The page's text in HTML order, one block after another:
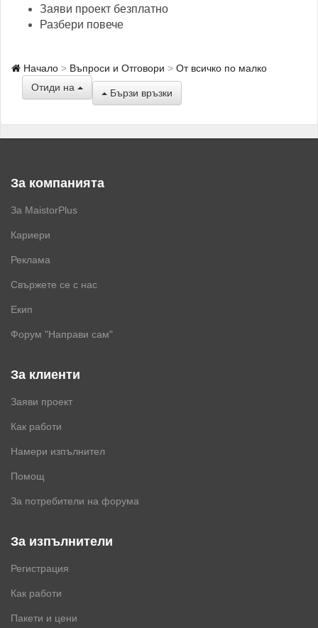
Заяви проект безплатно
Разбери повече
Начало Въпроси и Отговори
От всичко по малко
Отиди на
Бързи връзки
За компанията
За MaistorPlus
Кариери
Реклама
Свържете се с нас
Екип
Форум "Направи сам"
За клиенти
Заяви проект
Как работи
Намери изпълнител
Помощ
За потребители на форума
За изпълнители
Регистрация
Как работи
Пакети и цени